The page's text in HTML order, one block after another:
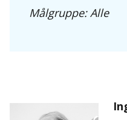
Målgruppe: Alle